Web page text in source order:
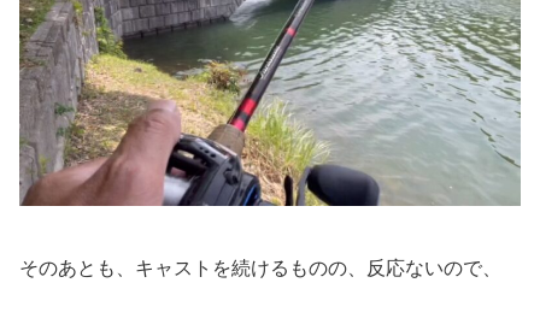
そのあとも、キャストを続けるものの、反応ないので、